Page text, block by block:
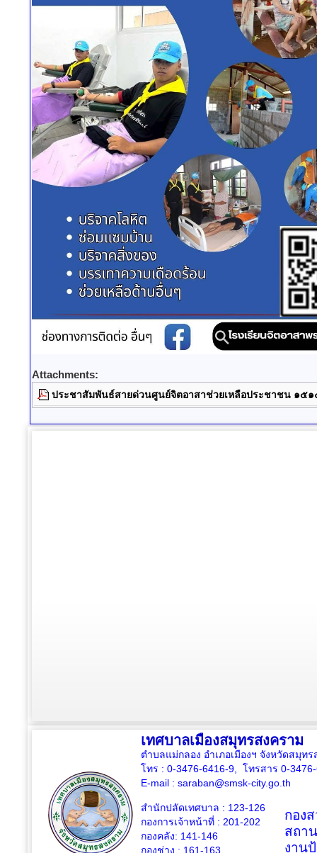
Attachments:
ประชาสัมพันธ์สายด่วนศูนย์จิตอาสาช่วยเหลือประชาชน ๑๕๑
เทศบาลเมืองสมุทรสงคราม
ตำบลแม่กลอง อำเภอเมืองฯ จังหวัดสมุท
โทร : 0-3476-6416-9, โทรสาร 0-
E-mail : saraban@smsk-city.go.th
สำนักปลัดเทศบาล : 123-126
กองการเจ้าหน้าที่ : 201-202
กองคลัง: 141-146
กองช่าง : 161-163
กอง
สถา
งาน